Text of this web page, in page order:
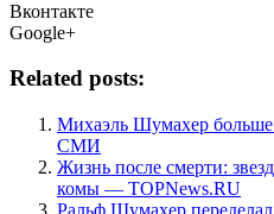
Вконтакте
Google+
Related posts:
Михаэль Шумахер
СМИ
Жизнь после смерти:
комы — TOPNews.RU
Ральф Шумахер